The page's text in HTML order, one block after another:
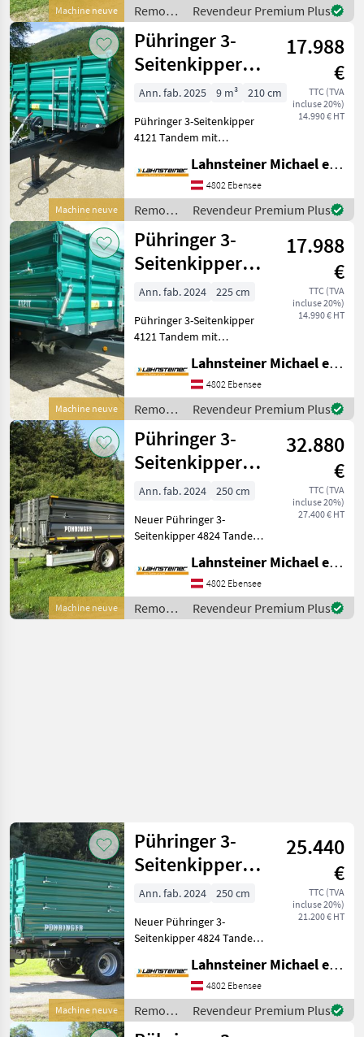
Machine neuve
Regler, Typenschein
40km/h für Land- u
Remorques
/
Pühringer
Revendeur Premium Plus
Machine neuve
Pühringer 3-
Seitenkipper
4121 Tandem 10
to. L106
17.988
€
TTC (TVA
incluse 20%)
14.990 € HT
Ann. fab. 2025 9 m³
210 cm
Pühringer 3-Seitenkipper
4121 Tandem mit
Aufsatzbordwand
abklappbar 500 mm,
Bordwandhebefedern,
hydr. Bremse mit L/H/V
Bremsventil, Typenschein
Lahnsteiner Michael e.U.
4802 Ebensee
Remorques
/
Pühringer
Revendeur Premium Plus
Machine neuve
Pühringer 3-
Seitenkipper
4121 Tandem 10
to. L101
17.988
€
TTC (TVA
incluse 20%)
14.990 € HT
Ann. fab. 2024
225 cm
Pühringer 3-Seitenkipper
4121 Tandem mit
Aufsatzbordwand
abklappbar 500 mm,
Bordwandhebefedern,
hydr. Bremse mit L/H/V
Bremsventil, Typenschein
Lahnsteiner Michael e.U.
4802 Ebensee
Remorques
/
Pühringer
Revendeur Premium Plus
Machine neuve
Pühringer 3-
Seitenkipper
4824 Tandem 16
to. Baukipper
L110
32.880
€
TTC (TVA
incluse 20%)
27.400 € HT
Ann. fab. 2024
250 cm
Neuer Pühringer 3-
Seitenkipper 4824 Tandem
Gesamtgewicht,
Typenschein 25 km/h Land-
und Forstwirtschaft.
Wunschausstattung:
Lahnsteiner Michael e.U.
4802 Ebensee
Remorques
/
Revendeur Premium Plus
Machine neuve
Pühringer 3-
Seitenkipper
4824 Tandem 16
to. L104
25.440
€
TTC (TVA
incluse 20%)
21.200 € HT
Ann. fab. 2024
250 cm
Neuer Pühringer 3-
Seitenkipper 4824 Tandem
Höchstgewicht,
Typenschein 25 km/h Land-
und Forstwirtschaft.
Wunschausstattung:
Lahnsteiner Michael e.U.
4802 Ebensee
Remorques
/
Revendeur Premium Plus